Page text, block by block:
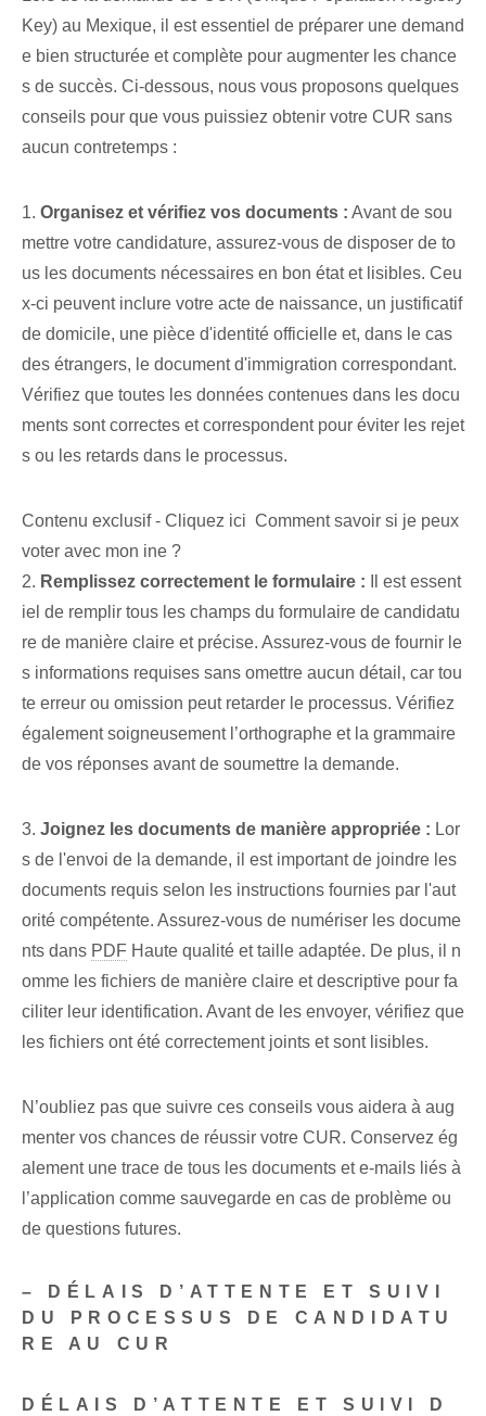
Key) au Mexique, il est essentiel de préparer une demand
e bien structurée et ‌complète⁣ pour augmenter les chance
s de succès. Ci-dessous, nous vous proposons quelques
conseils pour que vous puissiez obtenir votre CUR sans
aucun contretemps :
1. Organisez et vérifiez vos documents : Avant de sou
mettre votre candidature, assurez-vous de disposer de to
us les documents nécessaires en bon état et lisibles. Ceu
x-ci peuvent inclure votre acte de naissance, un justificatif
de domicile, une pièce d'identité officielle et, dans le cas
des étrangers, le document d'immigration correspondant.
Vérifiez que toutes les données contenues dans les docu
ments sont correctes et correspondent pour éviter les rejet
s ou les retards dans le processus.
Contenu exclusif - Cliquez ici Comment savoir si je peux
voter avec mon ine ?
2. Remplissez correctement le formulaire : Il est essent
iel de remplir tous les champs du formulaire de candidatu
re de manière claire et précise. Assurez-vous de fournir le
s informations requises⁢ sans omettre aucun détail, car tou
te erreur ou omission peut retarder le processus. Vérifiez
également soigneusement l’orthographe et la grammaire
de vos réponses avant de soumettre la demande.
3. Joignez les documents de manière appropriée : Lor
s de l'envoi de la demande, il est important de joindre les
documents requis selon les instructions fournies par l'aut
orité compétente. Assurez-vous⁤ de numériser‌ les docume
nts dans PDF Haute qualité et taille adaptée. De plus, il n
omme les fichiers de manière claire et descriptive pour fa
ciliter leur identification. Avant de les envoyer, vérifiez que
les ⁤fichiers ont été correctement joints et sont lisibles.
N’oubliez pas que suivre ces conseils vous aidera à aug
menter vos chances de réussir votre CUR. Conservez ég
alement une trace de tous les documents et e-mails liés à
l’application comme sauvegarde en cas de problème ou
de questions futures.
– DÉLAIS D’ATTENTE ET SUIVI
DU PROCESSUS DE CANDIDATU
RE AU CUR
DÉLAIS D’ATTENTE ET SUIVI D